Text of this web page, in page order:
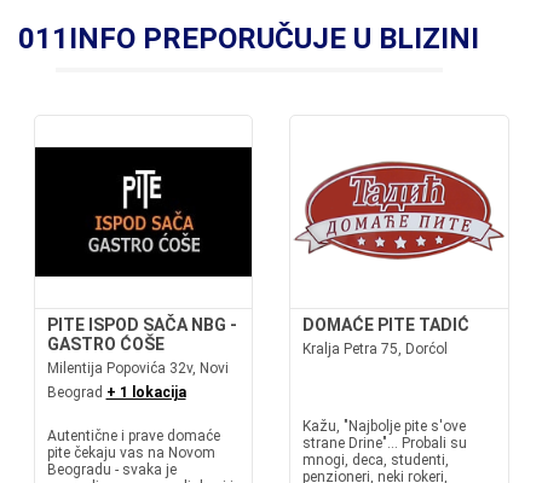
011INFO PREPORUČUJE U BLIZINI
PITE ISPOD SAČA NBG -
GASTRO ĆOŠE
Milentija Popovića 32v, Novi
Beograd + 1 lokacija
Autentične i prave domaće
pite čekaju vas na Novom
Beogradu - svaka je
DOMAĆE PITE TADIĆ
Kralja Petra 75, Dorćol
Kažu, "Najbolje pite s'ove
strane Drine"... Probali su
mnogi, deca, studenti,
penzioneri, neki rokeri,